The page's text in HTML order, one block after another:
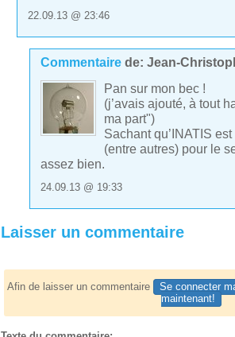
22.09.13 @ 23:46
Commentairede: Jean-
Pan sur mon bec !
(j’avais ajouté, à tout
ma part")
Sachant qu’INATIS
(entre autres) pour le
assez bien.
24.09.13 @ 19:33
Laisser un commentaire
Afin de laisser un commentaire
Se connecter
maintenant!